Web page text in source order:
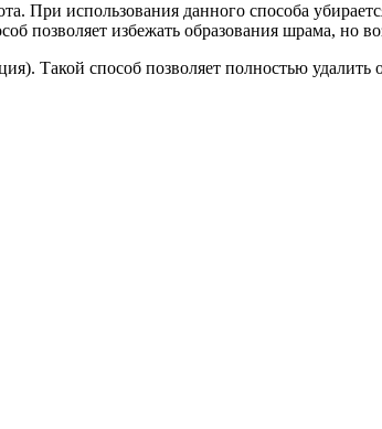
При использования данного способа
позволяет избежать образования шрама, но
Такой способ позволяет полностью